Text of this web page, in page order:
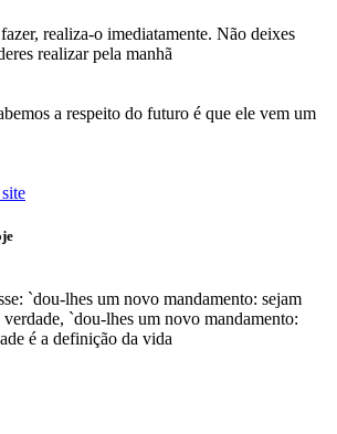
realiza-o imediatamente. Não deixes
realizar pela manhã
a respeito do futuro é que ele vem um
`dou-lhes um novo mandamento: sejam
verdade, `dou-lhes um novo mandamento:
é a definição da vida